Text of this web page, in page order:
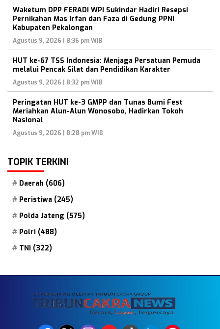
Waketum DPP FERADI WPI Sukindar Hadiri Resepsi
Pernikahan Mas Irfan dan Faza di Gedung PPNI
Kabupaten Pekalongan
Agustus 9, 2026 | 8:36 pm WIB
HUT ke-67 TSS Indonesia: Menjaga Persatuan Pemuda
melalui Pencak Silat dan Pendidikan Karakter
Agustus 9, 2026 | 8:32 pm WIB
Peringatan HUT ke-3 GMPP dan Tunas Bumi Fest
Meriahkan Alun-Alun Wonosobo, Hadirkan Tokoh
Nasional
Agustus 9, 2026 | 8:28 pm WIB
TOPIK TERKINI
Daerah (606)
Peristiwa (245)
Polda Jateng (575)
Polri (488)
TNI (322)